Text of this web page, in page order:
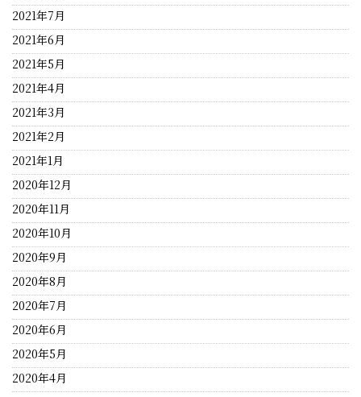
2021年7月
2021年6月
2021年5月
2021年4月
2021年3月
2021年2月
2021年1月
2020年12月
2020年11月
2020年10月
2020年9月
2020年8月
2020年7月
2020年6月
2020年5月
2020年4月